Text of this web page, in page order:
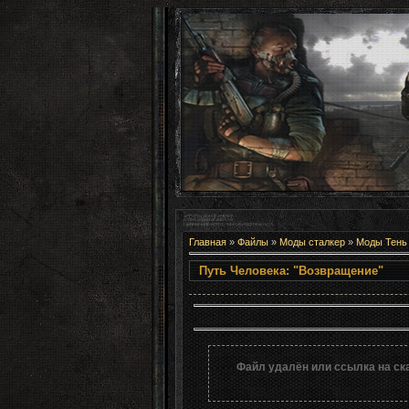
Главная» Файлы » Моды сталкер » Моды
Путь
Файл удалён или ссылка на